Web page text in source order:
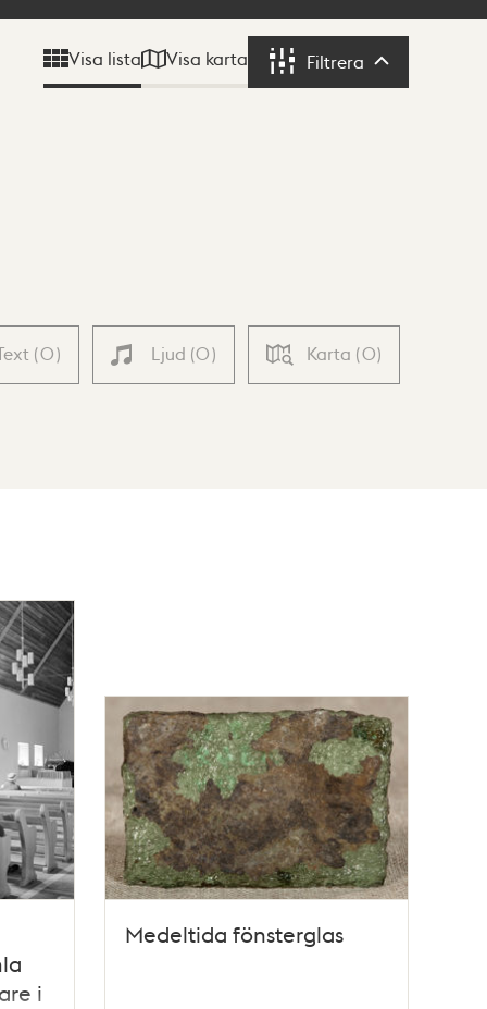
Visa lista Visa karta Filtrera Filtrera
(0) Ljud (0) Karta (0)
i
Medeltida fönsterglas